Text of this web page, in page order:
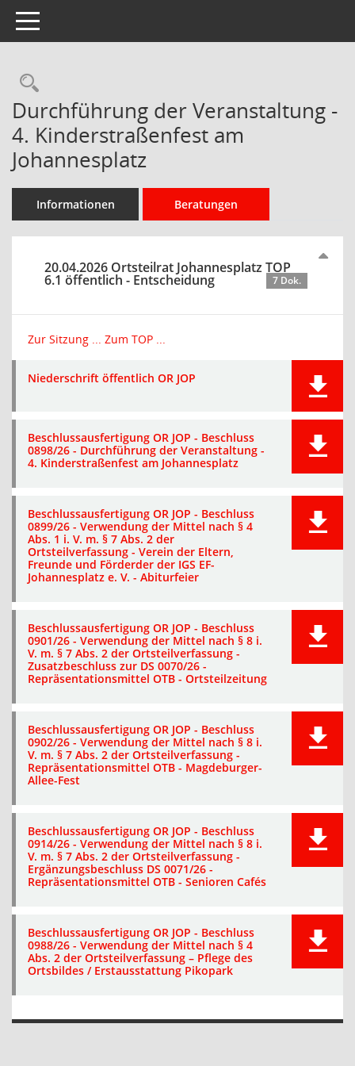
Toggle navigation
Rechercheauswahl
Durchführung der Veranstaltung -
4. Kinderstraßenfest am
Johannesplatz
Informationen Beratungen
20.04.2026 Ortsteilrat Johannesplatz TOP
6.1 öffentlich - Entscheidung 7 Dok.
Zur Sitzung ... Zum TOP ...
Niederschrift öffentlich OR JOP
Beschlussausfertigung OR JOP - Beschluss
0898/26 - Durchführung der Veranstaltung -
4. Kinderstraßenfest am Johannesplatz
Beschlussausfertigung OR JOP - Beschluss
0899/26 - Verwendung der Mittel nach § 4
Abs. 1 i. V. m. § 7 Abs. 2 der
Ortsteilverfassung - Verein der Eltern,
Freunde und Förderder der IGS EF-
Johannesplatz e. V. - Abiturfeier
Beschlussausfertigung OR JOP - Beschluss
0901/26 - Verwendung der Mittel nach § 8 i.
V. m. § 7 Abs. 2 der Ortsteilverfassung -
Zusatzbeschluss zur DS 0070/26 -
Repräsentationsmittel OTB - Ortsteilzeitung
Beschlussausfertigung OR JOP - Beschluss
0902/26 - Verwendung der Mittel nach § 8 i.
V. m. § 7 Abs. 2 der Ortsteilverfassung -
Repräsentationsmittel OTB - Magdeburger-
Allee-Fest
Beschlussausfertigung OR JOP - Beschluss
0914/26 - Verwendung der Mittel nach § 8 i.
V. m. § 7 Abs. 2 der Ortsteilverfassung -
Ergänzungsbeschluss DS 0071/26 -
Repräsentationsmittel OTB - Senioren Cafés
Beschlussausfertigung OR JOP - Beschluss
0988/26 - Verwendung der Mittel nach § 4
Abs. 2 der Ortsteilverfassung – Pflege des
Ortsbildes / Erstausstattung Pikopark